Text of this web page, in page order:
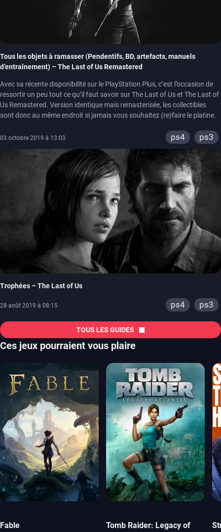
Tous les objets à ramasser (Pendentifs, BD, artefacts, manuels
d’entraînement) – The Last of Us Remastered
Avec sa récente disponibilité sur le PlayStation Plus, c’est l’occasion de
ressortir un peu tout ce qu’il faut savoir sur The Last of Us et The Last of
Us Remastered. Version identique mais remasterisée, les collectibles
sont donc au même endroit si jamais vous souhaitez (re)faire le platine.
03 octobre 2019 à 13:03 ps4 ps3
Trophées – The Last of Us
28 août 2019 à 08:15 ps4 ps3
TOUS LES GUIDES
Ces jeux pourraient vous plaire
Fable Tomb Raider: Legacy of